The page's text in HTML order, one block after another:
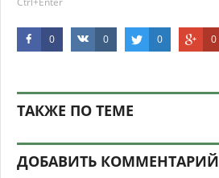
0 0 0 0
ТАКЖЕ ПО ТЕМЕ
ДОБАВИТЬ КОММЕНТАРИЙ